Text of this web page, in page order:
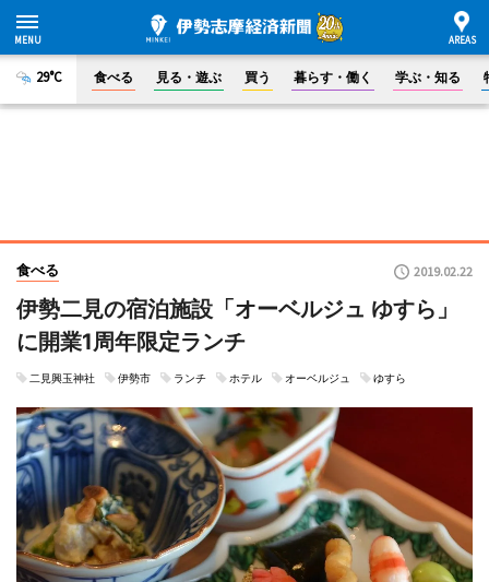
29°C 食べる 見る・遊ぶ 買う 暮らす・働く 学ぶ・知る
食べる 2019.02.22
伊勢二見の宿泊施設「オーベルジュ ゆすら」
に開業1周年限定ランチ
二見興玉神社 伊勢市 ランチ ホテル オーベルジュ ゆすら